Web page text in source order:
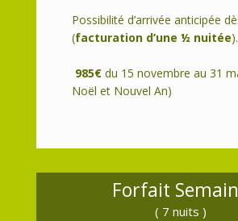
Possibilité d’arrivée anticipée
(facturation d’une ½ nuitée).
985€du 15 novembre au 31
Noël et Nouvel An)
Forfait
( 7 nuits )